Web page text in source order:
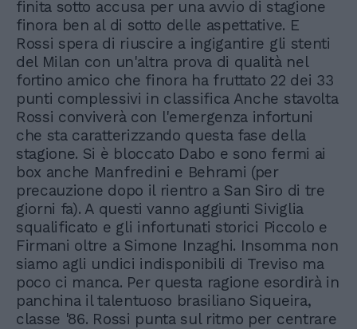
finita sotto accusa per una avvio di stagione
finora ben al di sotto delle aspettative. E
Rossi spera di riuscire a ingigantire gli stenti
del Milan con un'altra prova di qualità nel
fortino amico che finora ha fruttato 22 dei 33
punti complessivi in classifica Anche stavolta
Rossi conviverà con l'emergenza infortuni
che sta caratterizzando questa fase della
stagione. Si è bloccato Dabo e sono fermi ai
box anche Manfredini e Behrami (per
precauzione dopo il rientro a San Siro di tre
giorni fa). A questi vanno aggiunti Siviglia
squalificato e gli infortunati storici Piccolo e
Firmani oltre a Simone Inzaghi. Insomma non
siamo agli undici indisponibili di Treviso ma
poco ci manca. Per questa ragione esordirà in
panchina il talentuoso brasiliano Siqueira,
classe '86. Rossi punta sul ritmo per centrare